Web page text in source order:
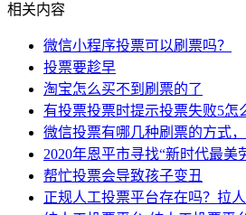
相关内容
微信小程序投票可以刷票吗？
投票要趁早
淘宝怎么买不到刷票的了
有投票投票时提示投票失败5怎
微信投票有哪几种刷票的方式
2020年恩平市寻找“新时代最美
帮忙投票会导致孩子变丑
正规人工投票平台存在吗？拉